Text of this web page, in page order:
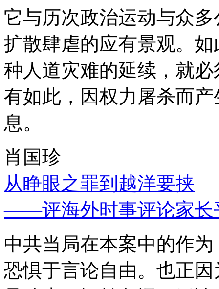
它与历次政治运动与众
扩散肆虐的应有景观。
种人道灾难的延续，就
有如此，因权力屠杀而
息。
肖国珍
从睁眼之罪到越洋要挟
——评海外时事评论家长
中共当局在本案中的作
恐惧于言论自由。也正